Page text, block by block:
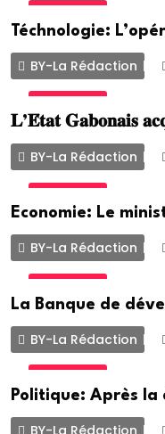
Téchnologie:
BY-La Rédaction
𝐋’𝐄́𝐭𝐚𝐭 𝐆𝐚𝐛𝐨𝐧𝐚𝐢𝐬
BY-La Rédaction
Economie: Le
BY-La Rédaction
La Banque de
BY-La Rédaction
Politique: Après la